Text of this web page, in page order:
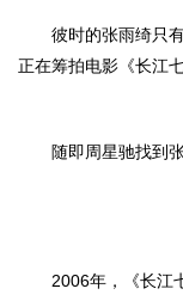
彼时的张雨绮只
正在筹拍电影《长江
随即周星驰找到
2006年，《长江